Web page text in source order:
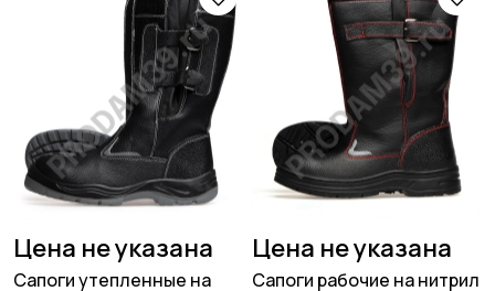
Цена не указана
Сапоги утепленные на
Цена не указана
Сапоги рабочие на нитрил